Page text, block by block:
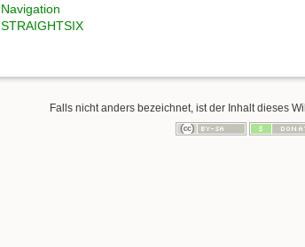
Navigation
STRAIGHTSIX
Falls nicht anders bezeichnet, ist der Inhalt dieses